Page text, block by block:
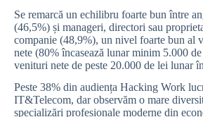
Se remarcă un echilibru foarte bun între
(46,5%) și manageri, directori sau
companie (48,9%), un nivel foarte bun al
nete (80% încasează lunar minim 5.000
venituri nete de peste 20.000 de lei lunar
Peste 38% din audiența Hacking Work
IT&Telecom, dar observăm o mare
specializări profesionale moderne din